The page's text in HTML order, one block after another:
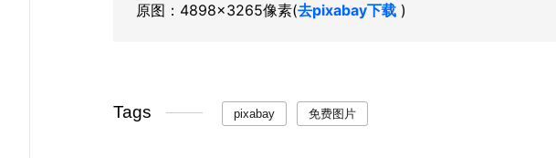
原图：4898×3265像素(去pixabay下载)
Tags pixabay 免费图片